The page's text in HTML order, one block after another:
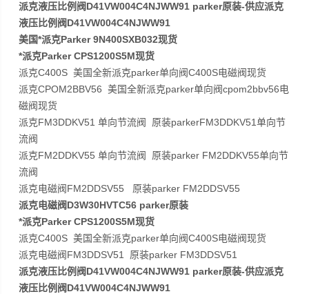
派克液压比例阀D41VW004C4NJWW91 parker原装-供应派克
液压比例阀D41VW004C4NJWW91
美国*派克Parker 9N400SXB032现货
*派克Parker CPS1200S5M现货
派克C400S 美国全新派克parker单向阀C400S电磁阀现货
派克CPOM2BBV56 美国全新派克parker单向阀cpom2bbv56电
磁阀现货
派克FM3DDKV51 单向节流阀 原装parkerFM3DDKV51单向节
流阀
派克FM2DDKV55 单向节流阀 原装parker FM2DDKV55单向节
流阀
派克电磁阀FM2DDSV55 原装parker FM2DDSV55
派克电磁阀D3W30HVTC56 parker原装
*派克Parker CPS1200S5M现货
派克C400S 美国全新派克parker单向阀C400S电磁阀现货
派克电磁阀FM3DDSV51 原装parker FM3DDSV51
派克液压比例阀D41VW004C4NJWW91 parker原装-供应派克
液压比例阀D41VW004C4NJWW91